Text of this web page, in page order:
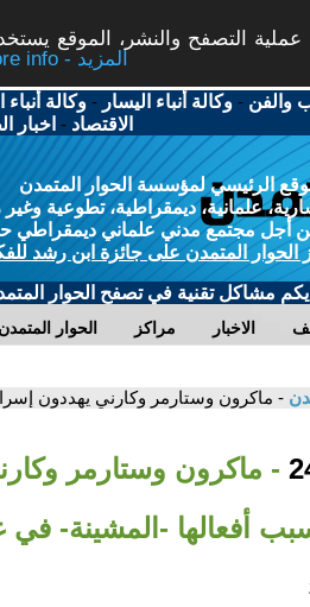
التصفح والنشر، الموقع
More info - المزيد
والفن -وكالة أنباء اليسار -وكالة أنباء
الاقتصاد - اخبار
الرئيسي لمؤسسة الحوار المتمدن
علمانية، ديمقراطية، تطوعية وغير
أجل مجتمع مدني علماني ديمقراطي
الحوار المتمدن على جائزة ابن رشد
مشاكل تقنية في تصفح الحوار
الحوار المتمدن مراكز الاخبار
- ماكرون وستارمر وكارني يهددون
- ماكرون وستارمر
أفعالها -المشينة- في